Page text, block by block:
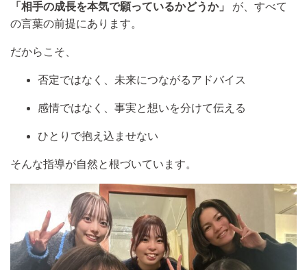
「相手の成長を本気で願っているかどうか」
が、すべて
の言葉の前提にあります。
だからこそ、
否定ではなく、未来につながるアドバイス
感情ではなく、事実と想いを分けて伝える
ひとりで抱え込ませない
そんな指導が自然と根づいています。